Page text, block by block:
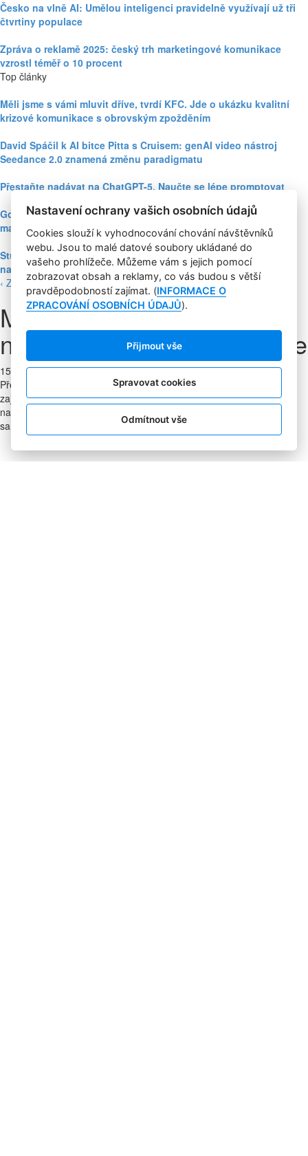
Česko na vlně AI: Umělou inteligenci pravidelně využívají už tři
čtvrtiny populace
Zpráva o reklamě 2025: český trh marketingové komunikace
vzrostl téměř o 10 procent
Top články
Měli jsme s vámi mluvit dříve, tvrdí KFC. Jde o ukázku kvalitní
krizové komunikace s obrovským zpožděním
David Spáčil k AI bitce Pitta s Cruisem: genAI video nástroj
Seedance 2.0 znamená změnu paradigmatu
Přestaňte nadávat na ChatGPT-5. Naučte se lépe promptovat
Google Nano Banana nabízí dosud největší potenciál pro
marketing mezi genAI modely pro tvorbu obrázků
Studie: Využívání generativní AI mezi spotřebiteli při online
nakupování prudce roste
‹ Zpět
Masarykova univerzita láká
nové studenty do Muniverse
15. 1. 2019 |Milada Zemanová
Přehled restauračních zařízení, klubů, kulturních platforem a dalších
zajímavých míst, které Brno nabízí. Navíc se všechny lokace se
nachází na interaktivní mapě, kterou potenciální studenty provází
samotný T. G. Masaryk. To je část nové kampaně od MU.
Nastavení ochrany vašich osobních údajů
Cookies slouží k vyhodnocování chování návštěvníků
webu. Jsou to malé datové soubory ukládané do
vašeho prohlížeče. Můžeme vám s jejich pomocí
zobrazovat obsah a reklamy, co vás budou s větší
pravděpodobností zajímat. (INFORMACE O
ZPRACOVÁNÍ OSOBNÍCH ÚDAJŮ).
Přijmout vše
Spravovat cookies
Odmítnout vše